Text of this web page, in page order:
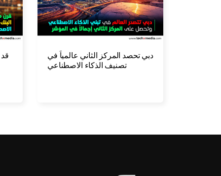
دبي تحصد المركز الثاني عالمياً في
تصنيف الذكاء الاصطناعي